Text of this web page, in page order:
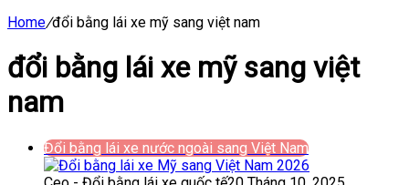
Home/đổi bằng lái xe mỹ sang việt nam
đổi bằng lái xe mỹ sang việt
nam
Đổi bằng lái xe nước ngoài sang Việt Nam